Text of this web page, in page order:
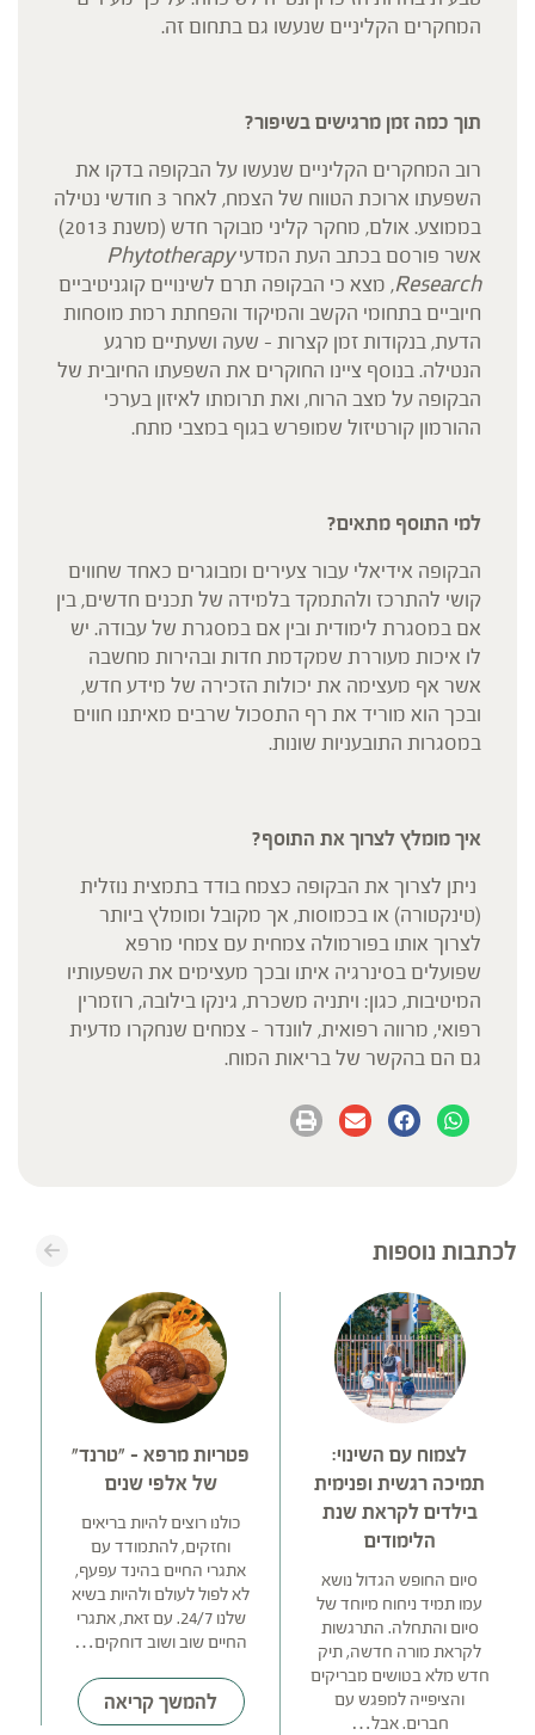
המחקרים הקליניים שנעשו גם בתחום זה.
תוך כמה זמן מרגישים בשיפור?
רוב המחקרים הקליניים שנעשו על הבקופה בדקו את
השפעתו ארוכת הטווח של הצמח, לאחר 3 חודשי נטילה
בממוצע. אולם, מחקר קליני מבוקר חדש (משנת 2013)
אשר פורסם בכתב העת המדעיPhytotherapy
Research, מצא כי הבקופה תרם לשינויים קוגניטיביים
חיוביים בתחומי הקשב והמיקוד והפחתת רמת מוסחות
הדעת, בנקודות זמן קצרות – שעה ושעתיים מרגע
הנטילה. בנוסף ציינו החוקרים את השפעתו החיובית של
הבקופה על מצב הרוח, ואת תרומתו לאיזון בערכי
ההורמון קורטיזול שמופרש בגוף במצבי מתח.
למי התוסף מתאים?
הבקופה אידיאלי עבור צעירים ומבוגרים כאחד שחווים
קושי להתרכז ולהתמקד בלמידה של תכנים חדשים, בין
אם במסגרת לימודית ובין אם במסגרת של עבודה. יש
לו איכות מעוררת שמקדמת חדות ובהירות מחשבה
אשר אף מעצימה את יכולות הזכירה של מידע חדש,
ובכך הוא מוריד את רף התסכול שרבים מאיתנו חווים
במסגרות התובעניות שונות.
איך מומלץ לצרוך את התוסף?
ניתן לצרוך את הבקופה כצמח בודד בתמצית נוזלית
(טינקטורה) או בכמוסות, אך מקובל ומומלץ ביותר
לצרוך אותו בפורמולה צמחית עם צמחי מרפא
שפועלים בסינרגיה איתו ובכך מעצימים את השפעותיו
המיטיבות, כגון: ויתניה משכרת, גינקו בילובה, רוזמרין
רפואי, מרווה רפואית, לוונדר – צמחים שנחקרו מדעית
גם הם בהקשר של בריאות המוח.
לכתבות נוספות
לצמוח עם השינוי:
תמיכה רגשית ופנימית
בילדים לקראת שנת
הלימודים
סיום החופש הגדול נושא
עמו תמיד ניחוח מיוחד של
סיום והתחלה. התרגשות
לקראת מורה חדשה, תיק
חדש מלא בטושים מבריקים
והציפייה למפגש עם
חברים. אבל…
פטריות מרפא – "טרנד"
של אלפי שנים
כולנו רוצים להיות בריאים
וחזקים, להתמודד עם
אתגרי החיים בהינד עפעף,
לא לפול לעולם ולהיות בשיא
שלנו 24/7. עם זאת, אתגרי
החיים שוב ושוב דוחקים…
להמשך קריאה